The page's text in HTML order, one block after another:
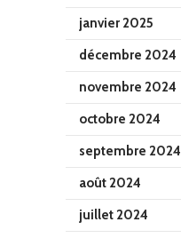
janvier 2025
décembre 2024
novembre 2024
octobre 2024
septembre 2024
août 2024
juillet 2024